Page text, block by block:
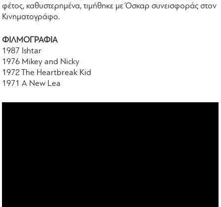
φέτος, καθυστερημένα, τιμήθηκε με Όσκαρ συνεισφοράς στον
Κινηματογράφο.
ΦΙΛΜΟΓΡΑΦΙΑ
1987 Ishtar
1976 Mikey and Nicky
1972 The Heartbreak Kid
1971 A New Lea